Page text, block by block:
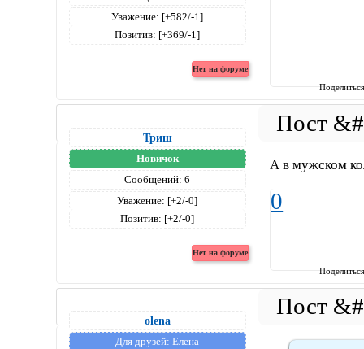
Уважение: [+582/-1]
Позитив: [+369/-1]
Триш
Новичок
Сообщений: 6
Уважение: [+2/-0]
Позитив: [+2/-0]
А в мужском
0
olena
Для друзей: Елена